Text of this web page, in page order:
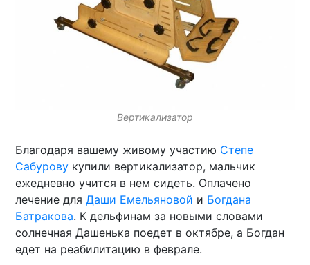
Вертикализатор
Благодаря вашему живому участию Степе
Сабурову купили вертикализатор, мальчик
ежедневно учится в нем сидеть. Оплачено
лечение дляДаши Емельяновой и Богдана
Батракова. К дельфинам за новыми словами
солнечная Дашенька поедет в октябре, а Богдан
едет на реабилитацию в феврале.